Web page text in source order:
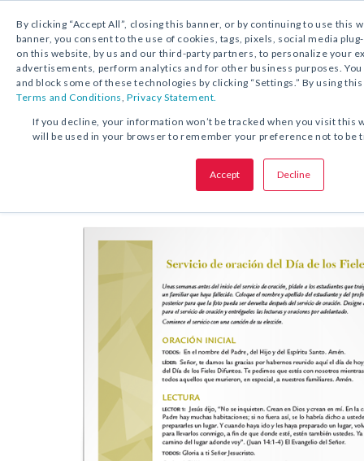
By clicking “Accept All”, closing this banner, or by continuing to use this
banner, you consent to the use of cookies, tags, pixels, social media
on this website, by us and our third-party partners, to personalize your
advertisements, perform analytics and for other business purposes.
and block some of these technologies by clicking “Settings.” By using
Terms and Conditions,Privacy Statement.
If you decline, your information won’t be tracked when you visit this
will be used in your browser to remember your preference not to be
Accept Decline
DESCARGA GRATUITA: SERVICIO DE
COMPARTA ESTA OFERTA:
Servicio de oración delDía de